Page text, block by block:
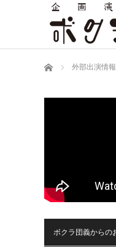
ホーム 外部出演情報
ボクラ団義からの